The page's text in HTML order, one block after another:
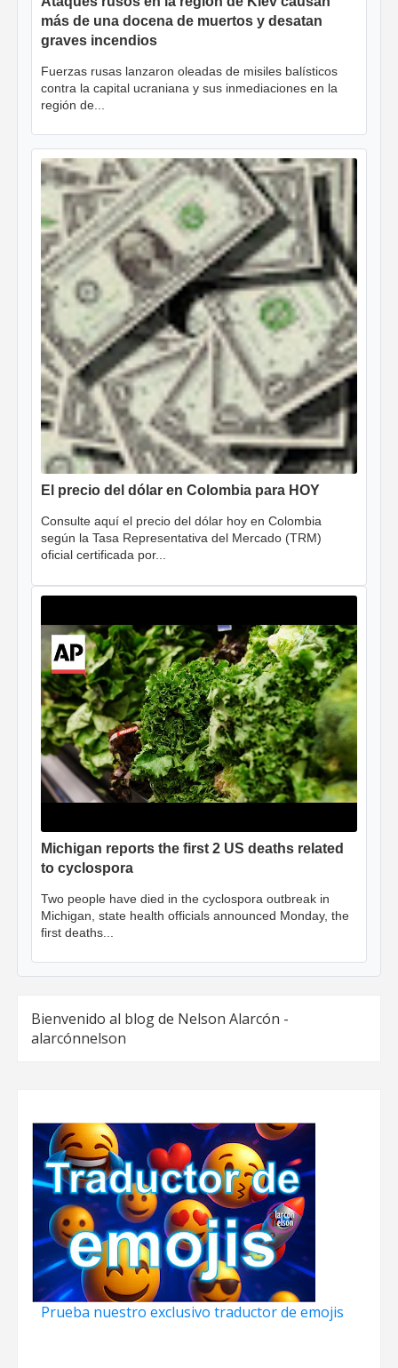
más de una docena de muertos y desatan
graves incendios
Fuerzas rusas lanzaron oleadas de misiles balísticos
contra la capital ucraniana y sus inmediaciones en la
región de...
El precio del dólar en Colombia para HOY
Consulte aquí el precio del dólar hoy en Colombia
según la Tasa Representativa del Mercado (TRM)
oficial certificada por...
Michigan reports the first 2 US deaths related
to cyclospora
Two people have died in the cyclospora outbreak in
Michigan, state health officials announced Monday, the
first deaths...
Bienvenido al blog de Nelson Alarcón -
alarcónnelson
Prueba nuestro exclusivo traductor de emojis